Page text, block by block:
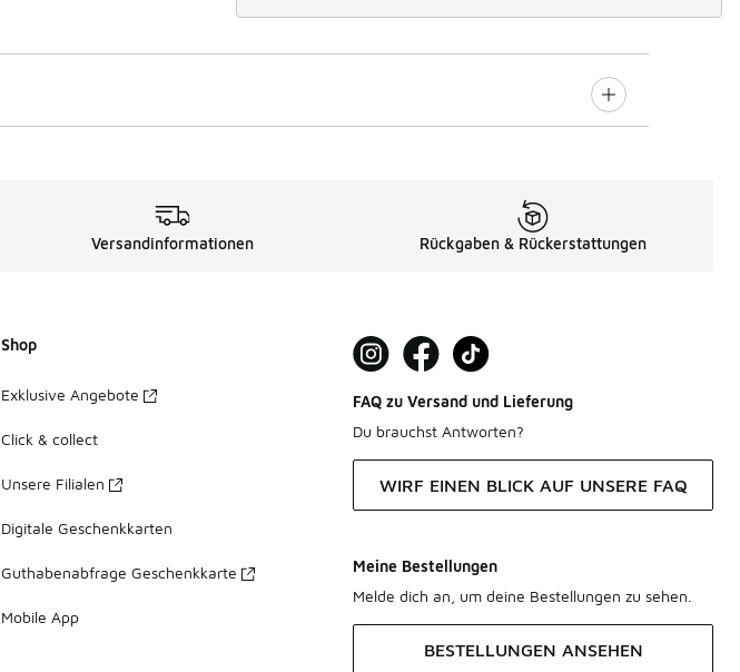
Versandinformationen Rückgaben & Rückerstattungen
Shop
Exklusive Angebote
Click & collect
Unsere Filialen
Digitale Geschenkkarten
Guthabenabfrage Geschenkkarte
Mobile App
FAQ zu Versand und Lieferung
Du brauchst Antworten?
WIRF EINEN BLICK AUF UNSERE FAQ
Meine Bestellungen
Melde dich an, um deine Bestellungen zu sehen.
BESTELLUNGEN ANSEHEN